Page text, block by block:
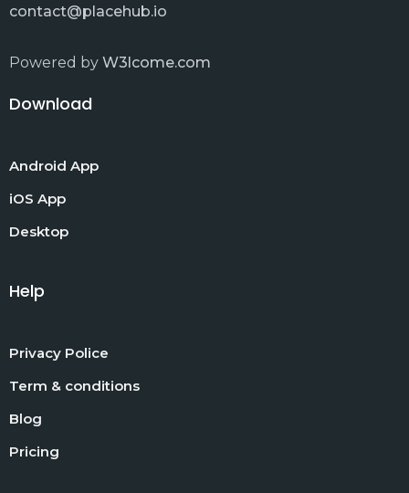
contact@placehub.io
Powered by W3lcome.com
Download
Android App
iOS App
Desktop
Help
Privacy Police
Term & conditions
Blog
Pricing